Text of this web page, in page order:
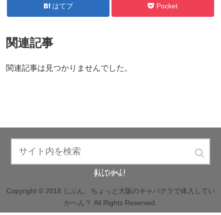
はてブ Pocket
関連記事
関連記事は見つかりませんでした。
Copyright © 2018 じぶん、ちょっと大阪のキャバクラで体入してい
かへん？ All Rights Reserved.